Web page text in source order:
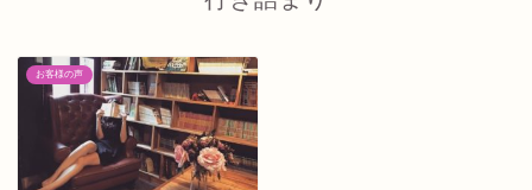
お客様の声